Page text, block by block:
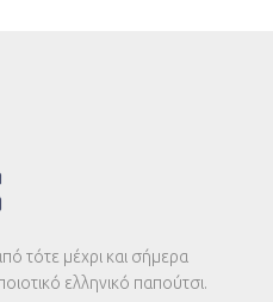
τότε μέχρι και σήμερα
ελληνικό παπούτσι.